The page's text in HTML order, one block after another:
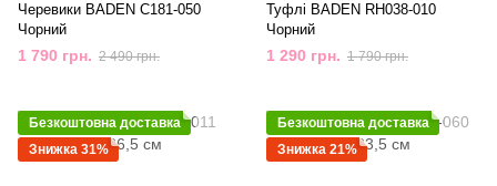
Черевики BADEN С181-050
Чорний
1 790 грн. 2 490 грн.
Туфлі BADEN RH038-010
Чорний
1 290 грн. 1 790 грн.
Безкоштовна доставка
Знижка 31%
Безкоштовна доставка
Знижка 21%